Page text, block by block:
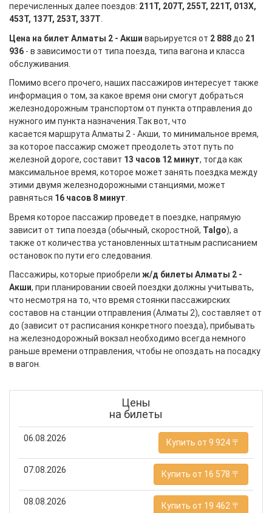
перечисленных далее поездов: 211Т, 207Т, 255Т, 221Т, 013Х,
453Т, 137Т, 253Т, 337Т
Цена на билет Алматы 2 - Акши варьируется от 2 888 до 21
936 - в зависимости от типа поезда, типа вагона и класса
обслуживания.
Помимо всего прочего, наших пассажиров интересует также
информация о том, за какое время они смогут добраться
железнодорожным транспортом от пункта отправления до
нужного им пункта назначения.Так вот, что
касается маршрута Алматы 2 - Акши, то минимальное время,
за которое пассажир сможет преодолеть этот путь по
железной дороге, составит 13 часов 12 минут, тогда как
максимальное время, которое может занять поездка между
этими двумя железнодорожными станциями, может
равняться 16 часов 8 минут
Время которое пассажир проведет в поездке, напрямую
зависит от типа поезда (обычный, скоростной, Talgo), а
также от количества установленных штатным расписанием
остановок по пути его следования.
Пассажиры, которые приобрели ж/д билеты Алматы 2 -
Акши, при планировании своей поездки должны учитывать,
что несмотря на то, что время стоянки пассажирских
составов на станции отправления (Алматы 2), составляет от
до (зависит от расписания конкретного поезда), прибывать
на железнодорожный вокзал необходимо всегда немного
раньше времени отправления, чтобы не опоздать на посадку
в вагон.
Цены
на билеты
06.08.2026 Купить от 9 924 〒
07.08.2026 Купить от 16 578 〒
08.08.2026 Купить от 19 462 〒